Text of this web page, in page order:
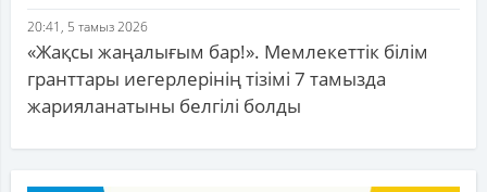
20:41, 5 тамыз 2026
«Жақсы жаңалығым бар!». Мемлекеттік білім
гранттары иегерлерінің тізімі 7 тамызда
жарияланатыны белгілі болды